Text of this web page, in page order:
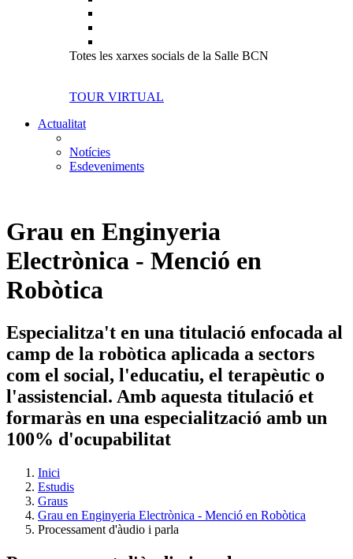
Totes les xarxes socials de la Salle BCN
TOUR VIRTUAL
Actualitat
Notícies
Esdeveniments
Grau en Enginyeria
Electrònica - Menció en
Robòtica
Especialitza't en una titulació enfocada al
camp de la robòtica aplicada a sectors
com el social, l'educatiu, el terapèutic o
l'assistencial. Amb aquesta titulació et
formaràs en una especialització amb un
100% d'ocupabilitat
Inici
Estudis
Graus
Grau en Enginyeria Electrònica - Menció en Robòtica
Processament d'àudio i parla